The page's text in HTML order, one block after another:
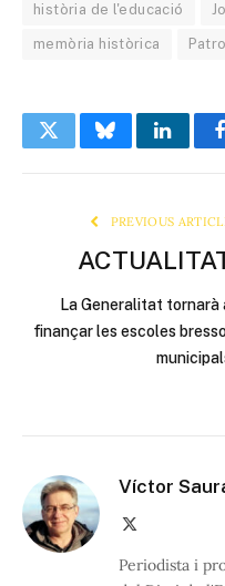
història de l'educació
memòria històrica
TwitterBluesky
PREVIOUS
La Generalitat tornarà
finançar les escoles
Víctor
Periodista i